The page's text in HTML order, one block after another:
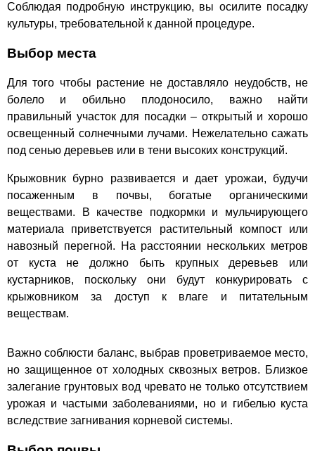
Соблюдая подробную инструкцию, вы осилите посадку
культуры, требовательной к данной процедуре.
Выбор места
Для того чтобы растение не доставляло неудобств, не
болело и обильно плодоносило, важно найти
правильный участок для посадки – открытый и хорошо
освещенный солнечными лучами. Нежелательно сажать
под сенью деревьев или в тени высоких конструкций.
Крыжовник бурно развивается и дает урожаи, будучи
посаженным в почвы, богатые органическими
веществами. В качестве подкормки и мульчирующего
материала приветствуется растительный компост или
навозный перегной. На расстоянии нескольких метров
от куста не должно быть крупных деревьев или
кустарников, поскольку они будут конкурировать с
крыжовником за доступ к влаге и питательным
веществам.
Важно соблюсти баланс, выбрав проветриваемое место,
но защищенное от холодных сквозных ветров. Близкое
залегание грунтовых вод чревато не только отсутствием
урожая и частыми заболеваниями, но и гибелью куста
вследствие загнивания корневой системы.